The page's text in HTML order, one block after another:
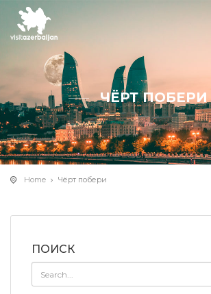
ЧЁРТ ПОБЕРИ
Home Чёрт побери
ПОИСК